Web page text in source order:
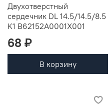
Двухотверстный
сердечник DL 14.5/14.5/8.5
K1 B62152A0001X001
68 ₽
В корзину